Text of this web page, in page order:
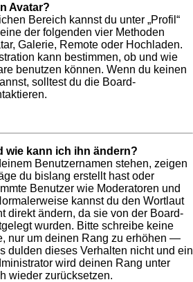
Avatar?
Bereich kannst du unter „Profil“
der folgenden vier Methoden
Galerie, Remote oder Hochladen.
kann bestimmen, ob und wie
benutzen können. Wenn du keinen
solltest du die Board-
wie kann ich ihn ändern?
Benutzernamen stehen, zeigen
du bislang erstellt hast oder
Benutzer wie Moderatoren und
kannst du den Wortlaut
direkt ändern, da sie von der Board-
wurden. Bitte schreibe keine
nur um deinen Rang zu erhöhen —
dulden dieses Verhalten nicht und ein
wird deinen Rang unter
wieder zurücksetzen.